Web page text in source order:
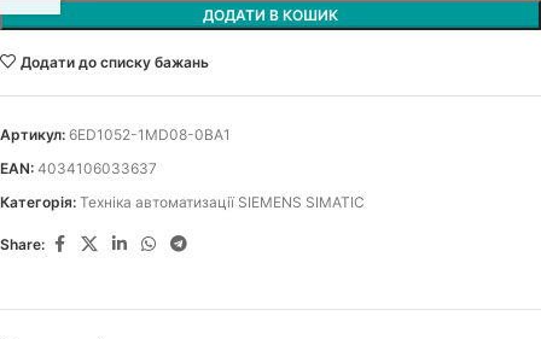
ДОДАТИ В КОШИК
Додати до списку бажань
EAN: 4034106033637
Артикул: 6ED1052-1MD08-0BA1
Категорія: Техніка автоматизації SIEMENS SIMATIC
Share: